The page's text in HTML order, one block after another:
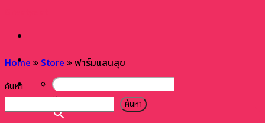
content
×
Home » Store »ฟาร์มแสนสุข
ค้นหา
ค้นหา